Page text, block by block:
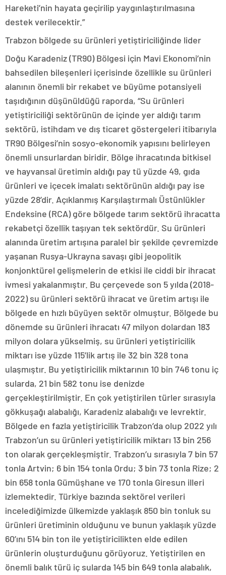
Hareketi’nin hayata geçirilip yaygınlaştırılmasına
destek verilecektir.”
Trabzon bölgede su ürünleri yetiştiriciliğinde lider
Doğu Karadeniz (TR90) Bölgesi için Mavi Ekonomi’nin
bahsedilen bileşenleri içerisinde özellikle su ürünleri
alanının önemli bir rekabet ve büyüme potansiyeli
taşıdığının düşünüldüğü raporda, “Su ürünleri
yetiştiriciliği sektörünün de içinde yer aldığı tarım
sektörü, istihdam ve dış ticaret göstergeleri itibarıyla
TR90 Bölgesi’nin sosyo-ekonomik yapısını belirleyen
önemli unsurlardan biridir. Bölge ihracatında bitkisel
ve hayvansal üretimin aldığı pay tü yüzde 49, gıda
ürünleri ve içecek imalatı sektörünün aldığı pay ise
yüzde 28’dir. Açıklanmış Karşılaştırmalı Üstünlükler
Endeksine (RCA) göre bölgede tarım sektörü ihracatta
rekabetçi özellik taşıyan tek sektördür. Su ürünleri
alanında üretim artışına paralel bir şekilde çevremizde
yaşanan Rusya-Ukrayna savaşı gibi jeopolitik
konjonktürel gelişmelerin de etkisi ile ciddi bir ihracat
ivmesi yakalanmıştır. Bu çerçevede son 5 yılda (2018-
2022) su ürünleri sektörü ihracat ve üretim artışı ile
bölgede en hızlı büyüyen sektör olmuştur. Bölgede bu
dönemde su ürünleri ihracatı 47 milyon dolardan 183
milyon dolara yükselmiş, su ürünleri yetiştiricilik
miktarı ise yüzde 115’lik artış ile 32 bin 328 tona
ulaşmıştır. Bu yetiştiricilik miktarının 10 bin 746 tonu iç
sularda, 21 bin 582 tonu ise denizde
gerçekleştirilmiştir. En çok yetiştirilen türler sırasıyla
gökkuşağı alabalığı, Karadeniz alabalığı ve levrektir.
Bölgede en fazla yetiştiricilik Trabzon’da olup 2022 yılı
Trabzon’un su ürünleri yetiştiricilik miktarı 13 bin 256
ton olarak gerçekleşmiştir. Trabzon’u sırasıyla 7 bin 57
tonla Artvin; 6 bin 154 tonla Ordu; 3 bin 73 tonla Rize; 2
bin 658 tonla Gümüşhane ve 170 tonla Giresun illeri
izlemektedir. Türkiye bazında sektörel verileri
incelediğimizde ülkemizde yaklaşık 850 bin tonluk su
ürünleri üretiminin olduğunu ve bunun yaklaşık yüzde
60’ını 514 bin ton ile yetiştiricilikten elde edilen
ürünlerin oluşturduğunu görüyoruz. Yetiştirilen en
önemli balık türü iç sularda 145 bin 649 tonla alabalık,